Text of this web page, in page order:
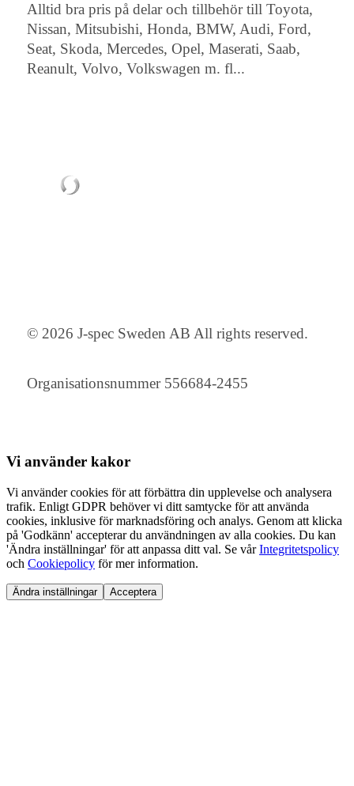
Alltid bra pris på delar och tillbehör till Toyota,
Nissan, Mitsubishi, Honda, BMW, Audi, Ford,
Seat, Skoda, Mercedes, Opel, Maserati, Saab,
Reanult, Volvo, Volkswagen m. fl...
© 2026 J-spec Sweden AB All rights reserved.
Organisationsnummer 556684-2455
Vi använder kakor
Vi använder cookies för att förbättra din upplevelse och analysera
trafik. Enligt GDPR behöver vi ditt samtycke för att använda
cookies, inklusive för marknadsföring och analys. Genom att klicka
på 'Godkänn' accepterar du användningen av alla cookies. Du kan
'Ändra inställningar' för att anpassa ditt val. Se vårIntegritetspolicy
och Cookiepolicy för mer information.
Ändra inställningar Acceptera